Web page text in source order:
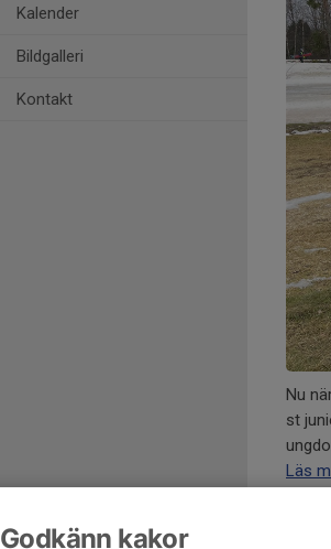
Kalender
Bildgalleri
Kontakt
Nu
st
Läs
Godkänn kakor